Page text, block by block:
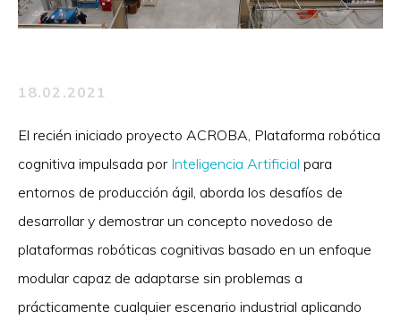
18.02.2021
El recién iniciado proyecto ACROBA, Plataforma robótica
cognitiva impulsada por Inteligencia Artificial para
entornos de producción ágil, aborda los desafíos de
desarrollar y demostrar un concepto novedoso de
plataformas robóticas cognitivas basado en un enfoque
modular capaz de adaptarse sin problemas a
prácticamente cualquier escenario industrial aplicando